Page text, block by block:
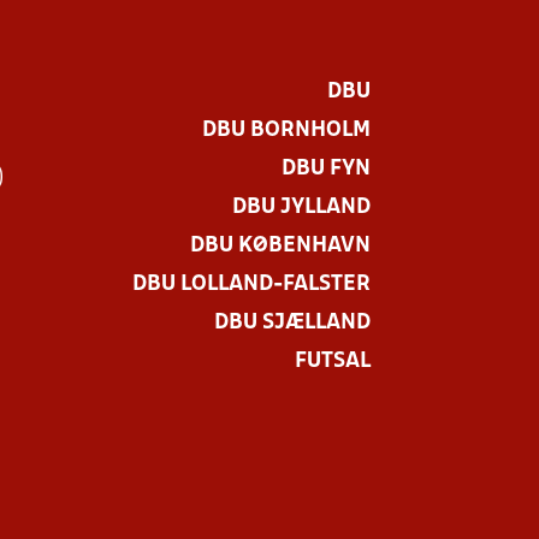
DBU
DBU BORNHOLM
DBU FYN
DBU JYLLAND
DBU KØBENHAVN
DBU LOLLAND-FALSTER
DBU SJÆLLAND
FUTSAL